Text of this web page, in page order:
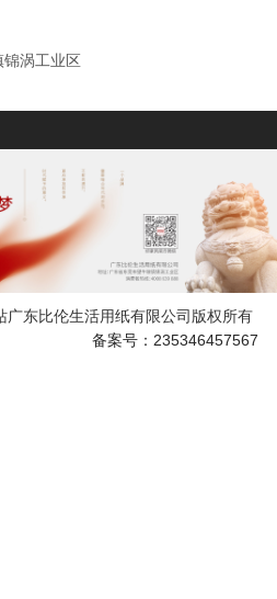
涡工业区
东比伦生活用纸有限公司版权所有
备案号：235346457567